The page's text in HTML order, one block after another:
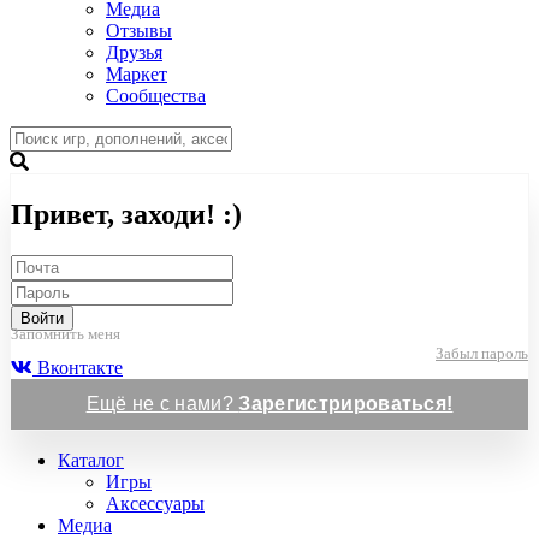
Медиа
Отзывы
Друзья
Маркет
Сообщества
Привет, заходи! :)
Войти
Запомнить меня
Забыл пароль
Вконтакте
Ещё не с нами?Зарегистрироваться!
Каталог
Игры
Аксессуары
Медиа